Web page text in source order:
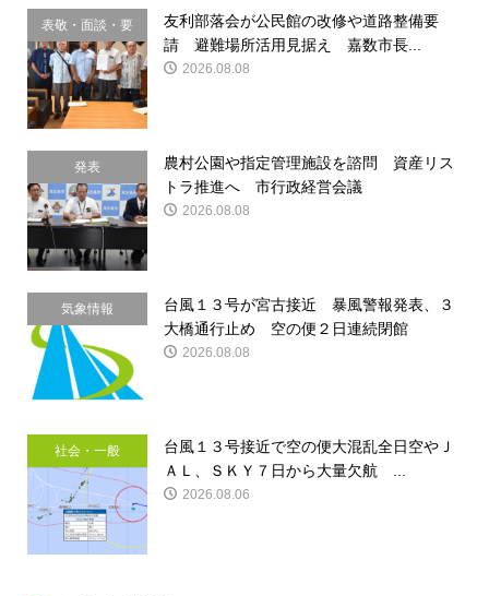
表敬・面談・要
請
友利部落会が公民館の改修や道路整備要
請 避難場所活用見据え 嘉数市長...
2026.08.08
発表
農村公園や指定管理施設を諮問 資産リス
トラ推進へ 市行政経営会議
2026.08.08
気象情報
台風１３号が宮古接近 暴風警報発表、３
大橋通行止め 空の便２日連続閉館
2026.08.08
社会・一般
台風１３号接近で空の便大混乱全日空やＪ
ＡＬ、ＳＫＹ７日から大量欠航 ...
2026.08.06